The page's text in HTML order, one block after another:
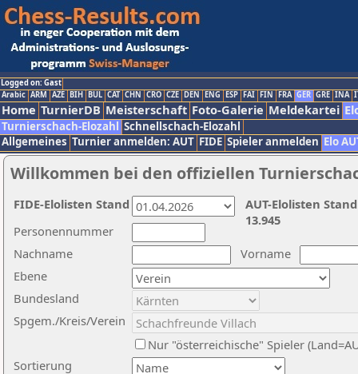
Logged on: Gast
Arabic ARM AZE BIH BUL CAT CHN CRO CZE DEN ENG ESP FAI FIN FRA GER GRE INA
Home TurnierDB Meisterschaft Foto-Galerie Meldekartei
Turnierschach-Elozahl Schnellschach-Elozahl
Allgemeines Turnier anmelden: AUT FIDE Spieler anmelden Elo
Willkommen bei den offiziellen
Nachname
Vorname
Ebene
Sortierung
Personennummer
Bundesland
Spgem./Kreis/Verein
Nur "österreichische" Spieler
AUT-Elolisten
13.945
FIDE-Elolisten Stand